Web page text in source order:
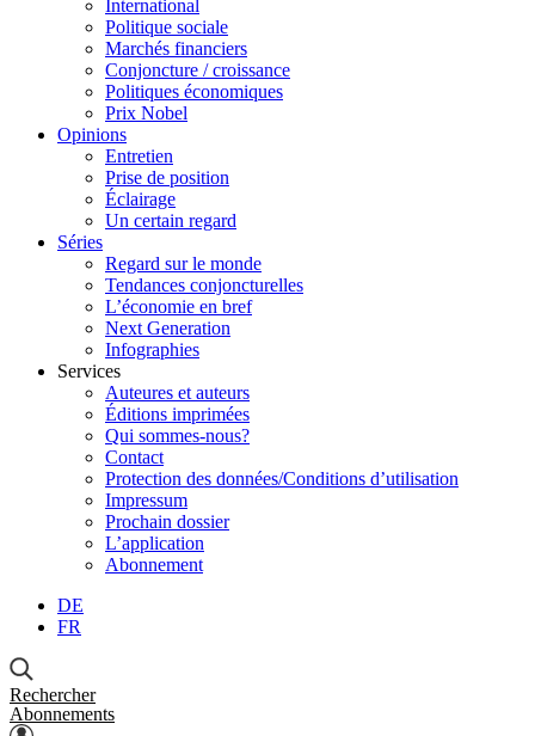
International
Politique sociale
Marchés financiers
Conjoncture / croissance
Politiques économiques
Prix Nobel
Opinions
Entretien
Prise de position
Éclairage
Un certain regard
Séries
Regard sur le monde
Tendances conjoncturelles
L’économie en bref
Next Generation
Infographies
Services
Auteures et auteurs
Éditions imprimées
Qui sommes-nous?
Contact
Protection des données/Conditions d’utilisation
Impressum
Prochain dossier
L’application
Abonnement
DE
FR
Rechercher
Abonnements